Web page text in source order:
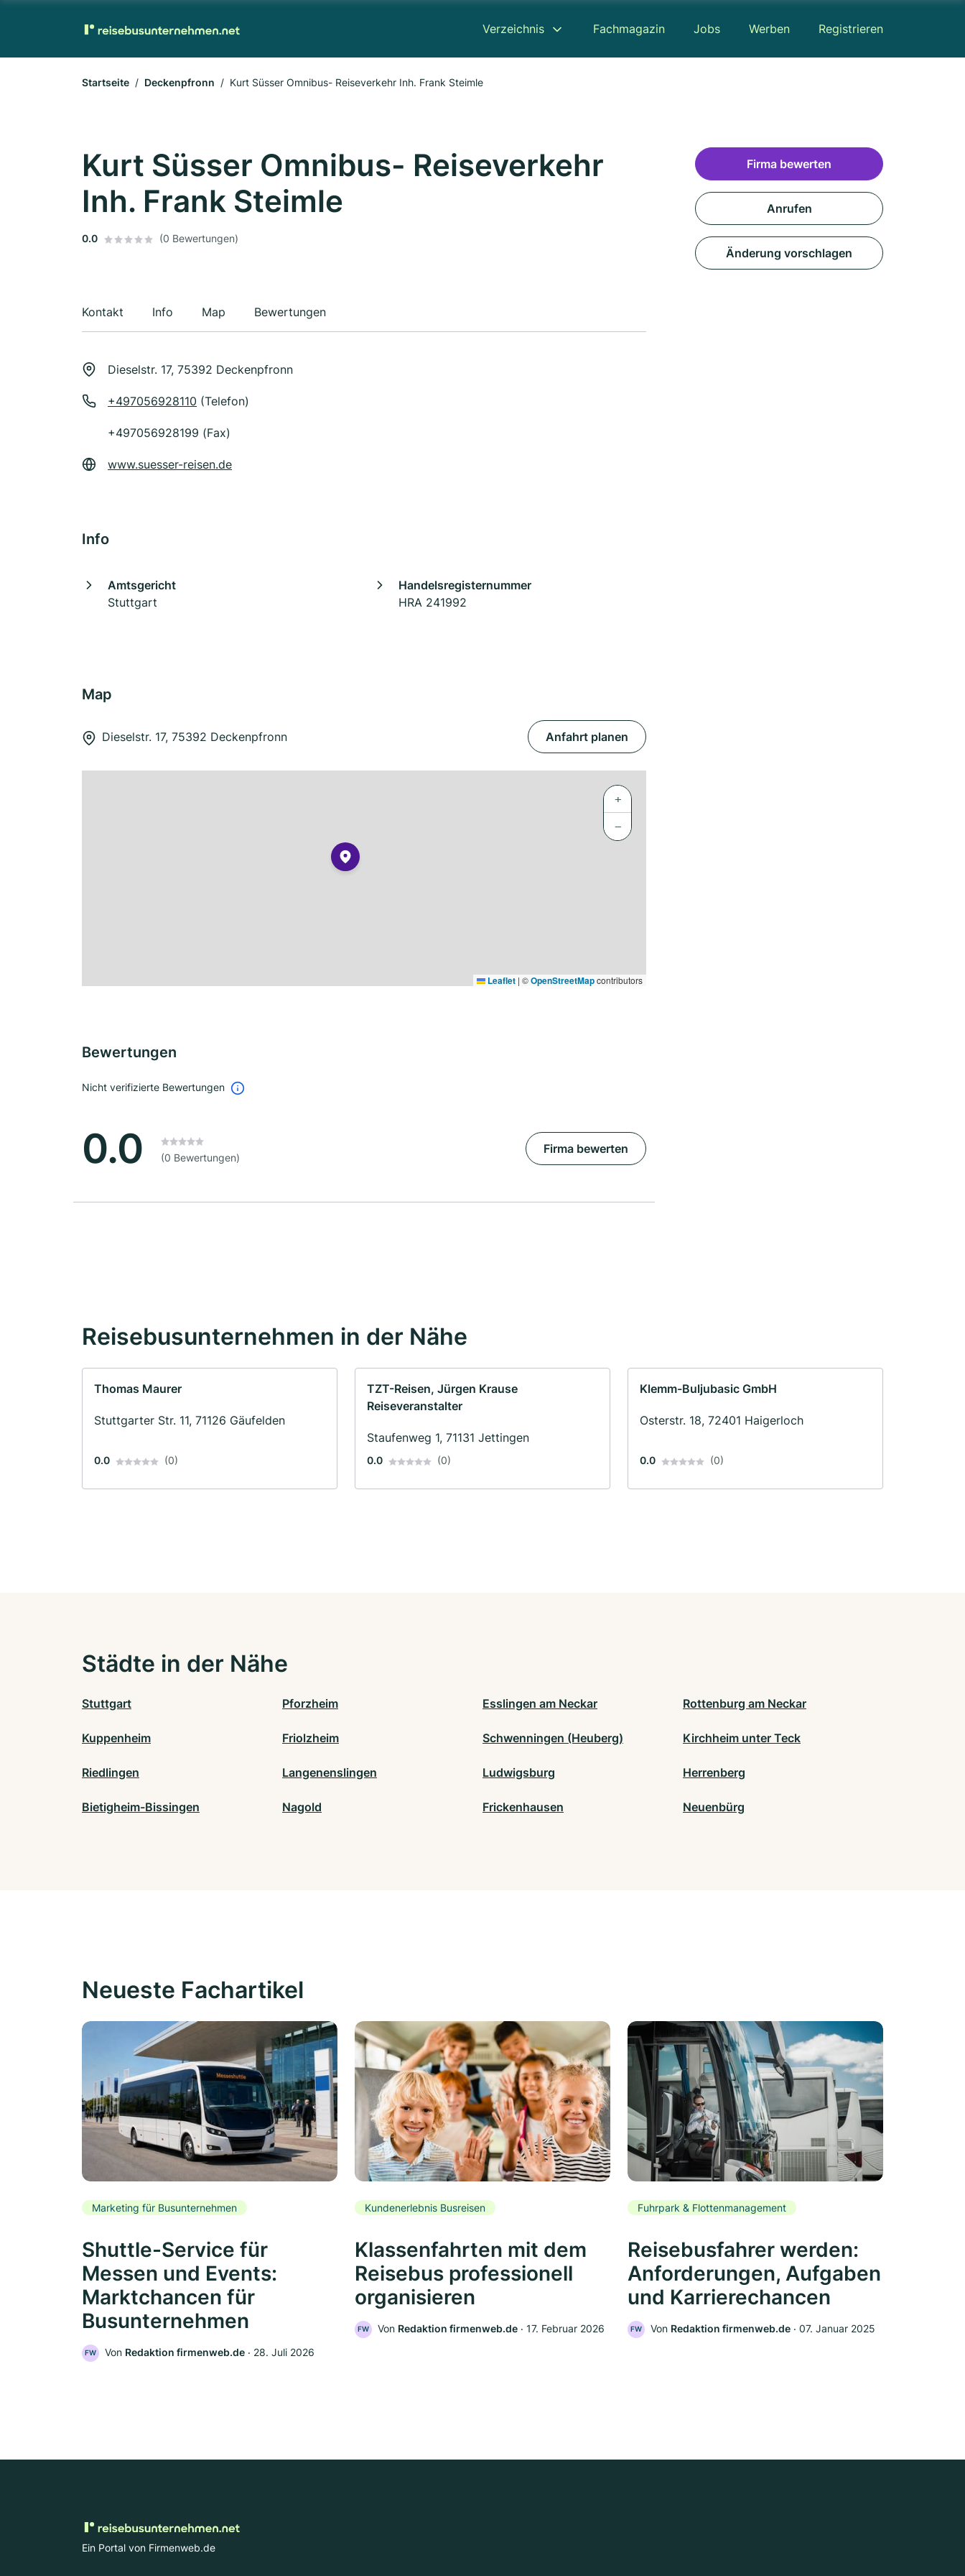
Verzeichnis Fachmagazin Jobs Werben Registrieren
Startseite Deckenpfronn Kurt Süsser Omnibus- Reiseverkehr Inh. Frank Steimle
Kurt Süsser Omnibus- Reiseverkehr
Inh. Frank Steimle
0.0 (0 Bewertungen)
Kontakt Info Map Bewertungen
Dieselstr. 17, 75392 Deckenpfronn
+497056928110 (Telefon)
+497056928199 (Fax)
www.suesser-reisen.de
Info
Amtsgericht
Stuttgart
Handelsregisternummer
HRA 241992
Map
Dieselstr. 17, 75392 Deckenpfronn Anfahrt planen
+
−
Leaflet | ©OpenStreetMapcontributors
Bewertungen
Nicht verifizierte Bewertungen
0.0 (0 Bewertungen)
Firma bewerten
Firma bewerten
Anrufen
Änderung vorschlagen
Reisebusunternehmen in der Nähe
Thomas Maurer
Stuttgarter Str. 11, 71126 Gäufelden
0.0 (0)
TZT-Reisen, Jürgen Krause
Reiseveranstalter
Staufenweg 1, 71131 Jettingen
0.0 (0)
Klemm-Buljubasic GmbH
Osterstr. 18, 72401 Haigerloch
0.0 (0)
Städte in der Nähe
Stuttgart Pforzheim Esslingen am Neckar Rottenburg am Neckar
Kuppenheim Friolzheim Schwenningen (Heuberg) Kirchheim unter Teck
Riedlingen Langenenslingen Ludwigsburg Herrenberg
Bietigheim-Bissingen Nagold Frickenhausen Neuenbürg
Neueste Fachartikel
Marketing für Busunternehmen
Shuttle-Service für
Messen und Events:
Marktchancen für
Busunternehmen
FW Von Redaktion firmenweb.de ‧ 28. Juli 2026
Kundenerlebnis Busreisen
Klassenfahrten mit dem
Reisebus professionell
organisieren
FW Von Redaktion firmenweb.de ‧ 17. Februar 2026
Fuhrpark & Flottenmanagement
Reisebusfahrer werden:
Anforderungen, Aufgaben
und Karrierechancen
FW Von Redaktion firmenweb.de ‧ 07. Januar 2025
Ein Portal von Firmenweb.de